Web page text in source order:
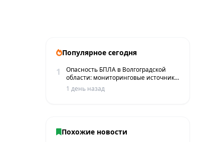
Популярное сегодня
1
Опасность БПЛА в Волгоградской
области: мониторинговые источники
сообщают о пролетах беспилотников
1 день назад
Похожие новости